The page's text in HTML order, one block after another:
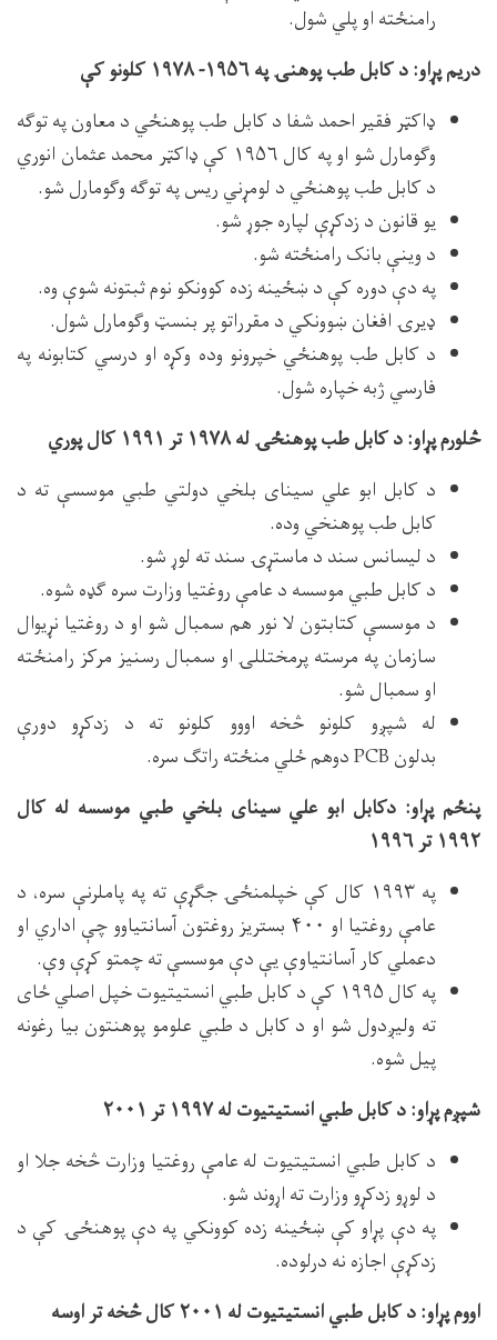
رامنځته او پلي شول.
دریم پړاو: د کابل طب پوهنۍ په ۱۹۵۶- ۱۹۷۸ کلونو کې
ډاکټر فقیر احمد شفا د کابل طب پوهنځي د معاون په توګه
وګومارل شو او په کال ۱۹۵۶ کې ډاکټر محمد عثمان انوري
د کابل طب پوهنځي د لومړني ریس په توګه وګومارل شو.
یو قانون د زدکړې لپاره جوړ شو.
د وینې بانک رامنځته شو.
په دې دوره کې د ښځینه زده کوونکو نوم ثبتونه شوې وه.
ډیرۍ افغان ښوونکي د مقرراتو پر بنسټ وګومارل شول.
د کابل طب پوهنځي خپرونو وده وکړه او درسي کتابونه په
فارسي ژبه خپاره شول.
څلورم پړاو: د کابل طب پوهنځۍ له ۱۹۷۸ تر ۱۹۹۱ کال پوري
د کابل ابو علي سینای بلخي دولتي طبي موسسې ته د
کابل طب پوهنخي وده.
د لیسانس سند د ماستړۍ سند ته لوړ شو.
د کابل طبي موسسه د عامې روغتیا وزارت سره ګډه شوه.
د موسسې کتابتون لا نور هم سمبال شو او د روغتیا نړیوال
سازمان په مرسته پرمختللۍ او سمبال رسنیز مرکز رامنځته
او سمبال شو.
له شپږو کلونو څخه اووو کلونو ته د زدکړو دورې
بدلون PCB دوهم ځلي منځته راتګ سره.
پنځم پړاو: دکابل ابو علي سینای بلخي طبي موسسه له کال
۱۹۹۲ تر ۱۹۹۶
په ۱۹۹۳ کال کې خپلمنځۍ جګړې ته په پاملرنې سره، د
عامې روغتیا او ۴۰۰ بستریز روغتون آسانتیاوو چې اداري او
دعملي کار آسانتیاوې یې دې موسسې ته چمتو کړې وې.
په کال ۱۹۹۵ کې د کابل طبي انستیتیوت خپل اصلي ځای
ته ولیږدول شو او د کابل د طبي علومو پوهنتون بیا رغونه
پیل شوه.
شپږم پړاو: د کابل طبي انستیتیوت له ۱۹۹۷ تر ۲۰۰۱
د کابل طبي انستیتیوت له عامې روغتیا وزارت څخه جلا او
د لوړو زدکړو وزارت ته اړوند شو.
په دې پړاو کې ښځینه زده کوونکي په دې پوهنځۍ کې د
زدکړې اجازه نه درلوده.
اووم پړاو: د کابل طبي انستیتیوت له ۲۰۰۱ کال څخه تر اوسه